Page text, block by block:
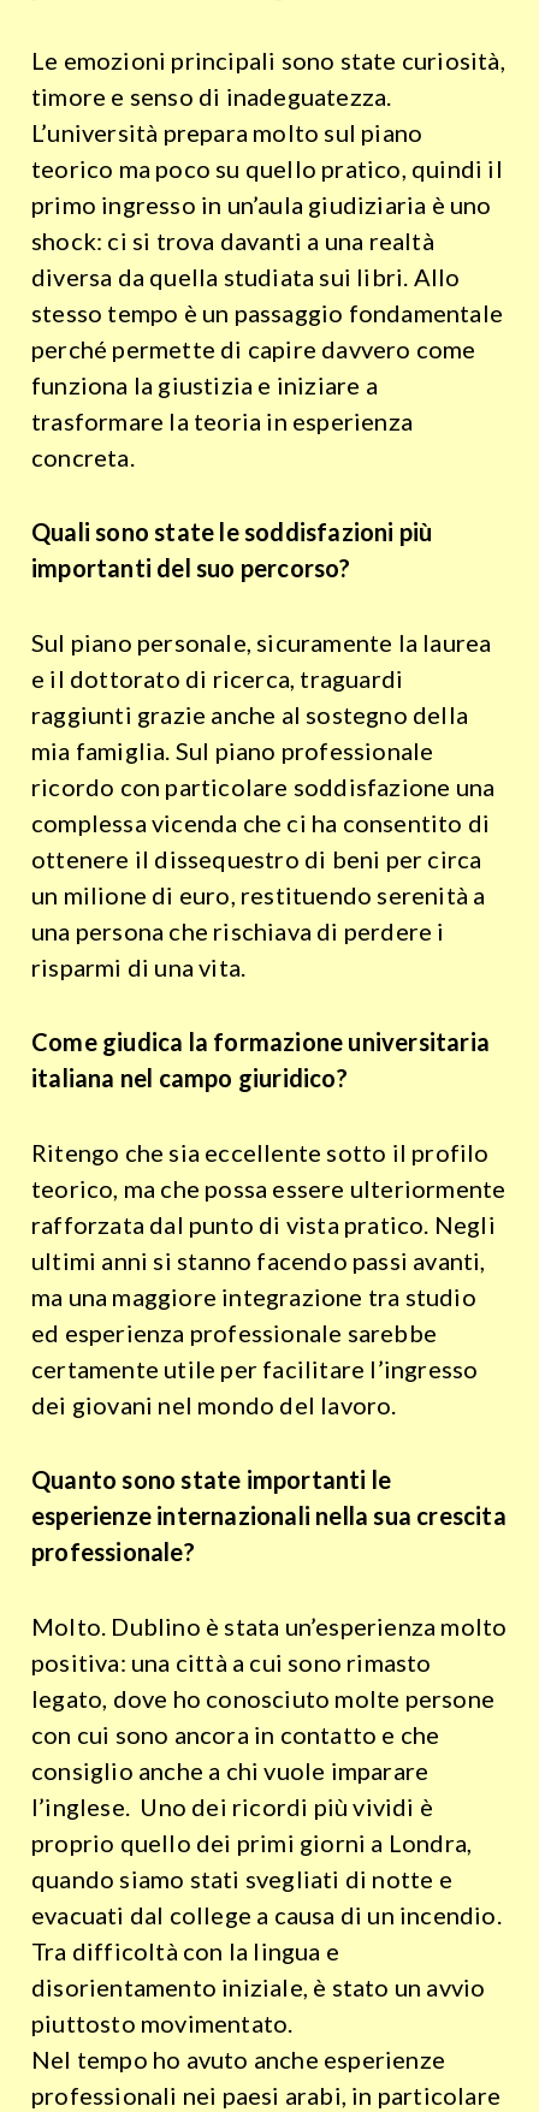
Le emozioni principali sono state curiosità,
timore e senso di inadeguatezza.
L’università prepara molto sul piano
teorico ma poco su quello pratico, quindi il
primo ingresso in un’aula giudiziaria è uno
shock: ci si trova davanti a una realtà
diversa da quella studiata sui libri. Allo
stesso tempo è un passaggio fondamentale
perché permette di capire davvero come
funziona la giustizia e iniziare a
trasformare la teoria in esperienza
concreta.
Quali sono state le soddisfazioni più
importanti del suo percorso?
Sul piano personale, sicuramente la laurea
e il dottorato di ricerca, traguardi
raggiunti grazie anche al sostegno della
mia famiglia. Sul piano professionale
ricordo con particolare soddisfazione una
complessa vicenda che ci ha consentito di
ottenere il dissequestro di beni per circa
un milione di euro, restituendo serenità a
una persona che rischiava di perdere i
risparmi di una vita.
Come giudica la formazione universitaria
italiana nel campo giuridico?
Ritengo che sia eccellente sotto il profilo
teorico, ma che possa essere ulteriormente
rafforzata dal punto di vista pratico. Negli
ultimi anni si stanno facendo passi avanti,
ma una maggiore integrazione tra studio
ed esperienza professionale sarebbe
certamente utile per facilitare l’ingresso
dei giovani nel mondo del lavoro.
Quanto sono state importanti le
esperienze internazionali nella sua crescita
professionale?
Molto. Dublino è stata un’esperienza molto
positiva: una città a cui sono rimasto
legato, dove ho conosciuto molte persone
con cui sono ancora in contatto e che
consiglio anche a chi vuole imparare
l’inglese. Uno dei ricordi più vividi è
proprio quello dei primi giorni a Londra,
quando siamo stati svegliati di notte e
evacuati dal college a causa di un incendio.
Tra difficoltà con la lingua e
disorientamento iniziale, è stato un avvio
piuttosto movimentato.
Nel tempo ho avuto anche esperienze
professionali nei paesi arabi, in particolare